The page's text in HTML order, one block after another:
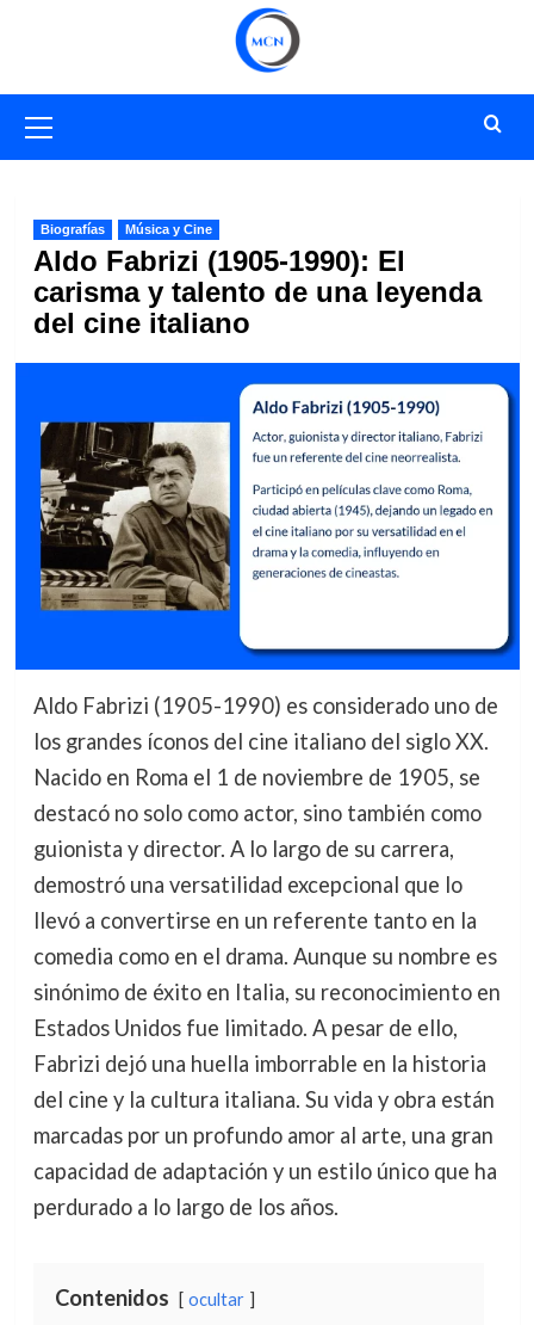
primario
Biografías Música y Cine
Aldo Fabrizi (1905-1990): El
carisma y talento de una leyenda
del cine italiano
Aldo Fabrizi (1905-1990) es considerado uno de
los grandes íconos del cine italiano del siglo XX.
Nacido en Roma el 1 de noviembre de 1905, se
destacó no solo como actor, sino también como
guionista y director. A lo largo de su carrera,
demostró una versatilidad excepcional que lo
llevó a convertirse en un referente tanto en la
comedia como en el drama. Aunque su nombre es
sinónimo de éxito en Italia, su reconocimiento en
Estados Unidos fue limitado. A pesar de ello,
Fabrizi dejó una huella imborrable en la historia
del cine y la cultura italiana. Su vida y obra están
marcadas por un profundo amor al arte, una gran
capacidad de adaptación y un estilo único que ha
perdurado a lo largo de los años.
Contenidos ocultar